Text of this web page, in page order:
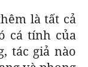
là tất cả
cá tính của
tác giả nào